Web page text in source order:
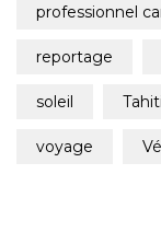
professionnel
reportage
soleil tahiti
voyage